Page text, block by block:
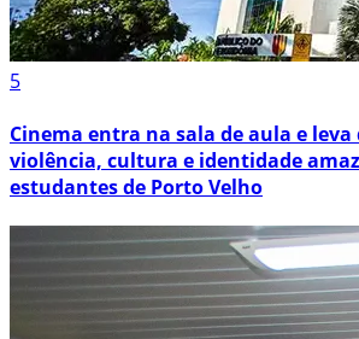
5
Cinema entra na sala de aula e leva
violência, cultura e identidade
estudantes de Porto Velho